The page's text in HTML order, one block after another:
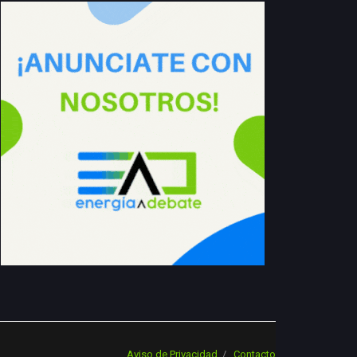
Aviso de Privacidad Contacto